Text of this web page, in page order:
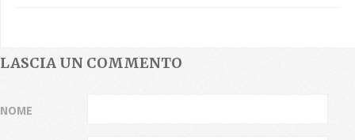
LASCIA UN COMMENTO
NOME